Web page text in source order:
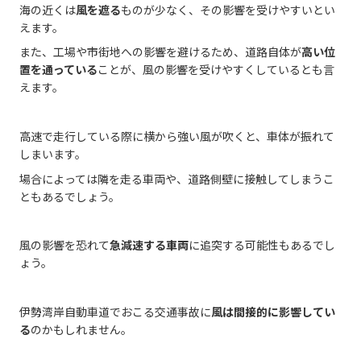
海の近くは風を遮るものが少なく、その影響を受けやすいとい
えます。
また、工場や市街地への影響を避けるため、道路自体が高い位
置を通っていることが、風の影響を受けやすくしているとも言
えます。
高速で走行している際に横から強い風が吹くと、車体が振れて
しまいます。
場合によっては隣を走る車両や、道路側壁に接触してしまうこ
ともあるでしょう。
風の影響を恐れて急減速する車両に追突する可能性もあるでし
ょう。
伊勢湾岸自動車道でおこる交通事故に風は間接的に影響してい
るのかもしれません。